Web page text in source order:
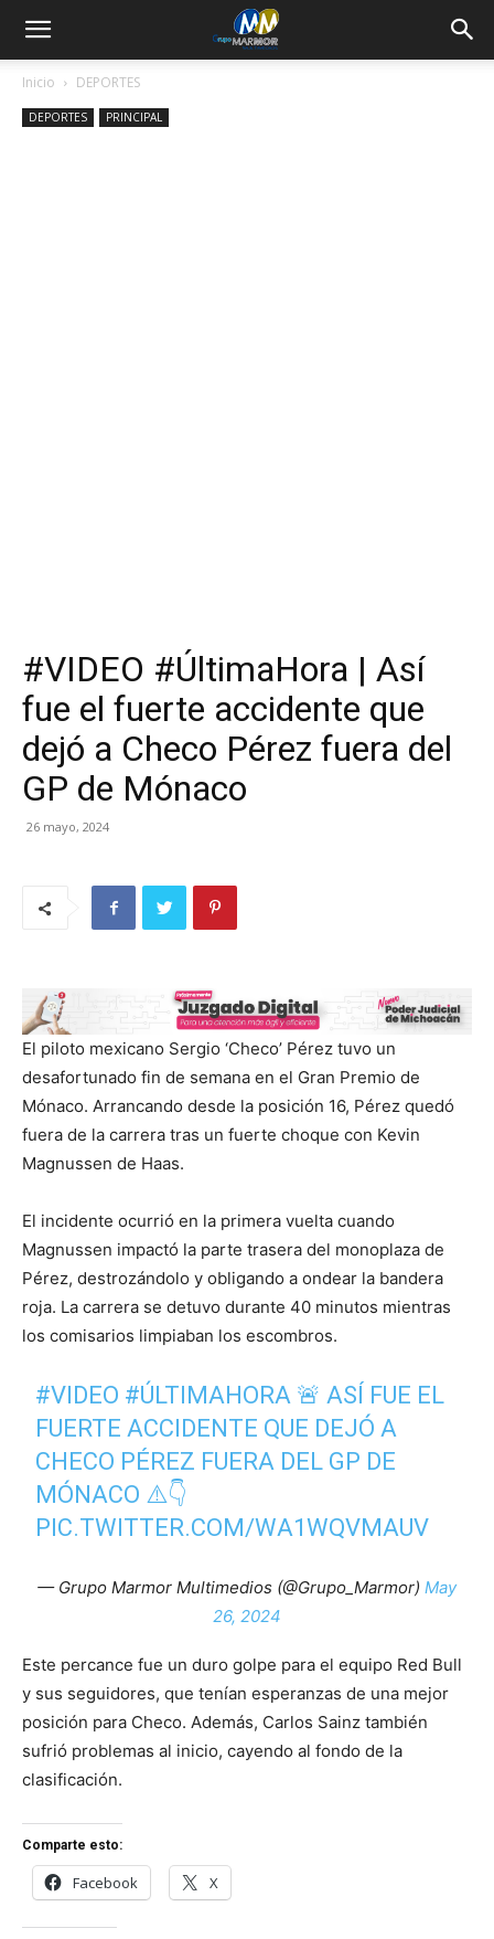
Inicio DEPORTES
DEPORTES PRINCIPAL
#VIDEO #ÚltimaHora | Así
fue el fuerte accidente que
dejó a Checo Pérez fuera del
GP de Mónaco
26 mayo, 2024
El piloto mexicano Sergio ‘Checo’ Pérez tuvo un
desafortunado fin de semana en el Gran Premio de
Mónaco. Arrancando desde la posición 16, Pérez quedó
fuera de la carrera tras un fuerte choque con Kevin
Magnussen de Haas.
El incidente ocurrió en la primera vuelta cuando
Magnussen impactó la parte trasera del monoplaza de
Pérez, destrozándolo y obligando a ondear la bandera
roja. La carrera se detuvo durante 40 minutos mientras
los comisarios limpiaban los escombros.
#VIDEO #ÚLTIMAHORA 🚨 ASÍ FUE EL
FUERTE ACCIDENTE QUE DEJÓ A
CHECO PÉREZ FUERA DEL GP DE
MÓNACO ⚠️👇
PIC.TWITTER.COM/WA1WQVMAUV
— Grupo Marmor Multimedios (@Grupo_Marmor) May
26, 2024
Este percance fue un duro golpe para el equipo Red Bull
y sus seguidores, que tenían esperanzas de una mejor
posición para Checo. Además, Carlos Sainz también
sufrió problemas al inicio, cayendo al fondo de la
clasificación.
Comparte esto:
Facebook X